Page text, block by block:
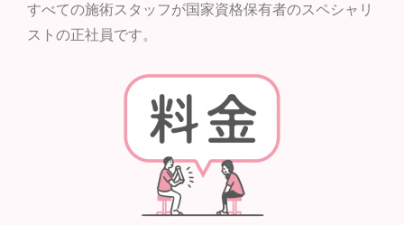
すべての施術スタッフが国家資格保有者のスペシャリ
ストの正社員です。